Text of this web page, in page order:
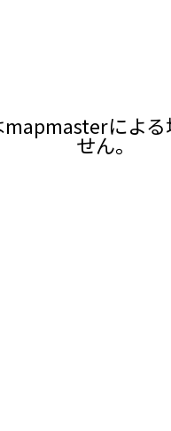
mapmasterによ
せん。